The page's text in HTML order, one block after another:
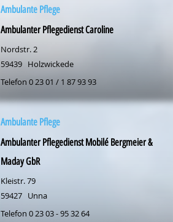
Ambulante Pflege
Ambulanter Pflegedienst Caroline
Nordstr. 2
59439 Holzwickede
Telefon 0 23 01 / 1 87 93 93
Ambulante Pflege
Ambulanter Pflegedienst Mobilé Bergmeier &
Maday GbR
Kleistr. 79
59427 Unna
Telefon 0 23 03 - 95 32 64